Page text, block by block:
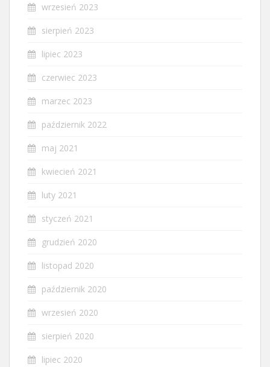
wrzesień 2023
sierpień 2023
lipiec 2023
czerwiec 2023
marzec 2023
październik 2022
maj 2021
kwiecień 2021
luty 2021
styczeń 2021
grudzień 2020
listopad 2020
październik 2020
wrzesień 2020
sierpień 2020
lipiec 2020